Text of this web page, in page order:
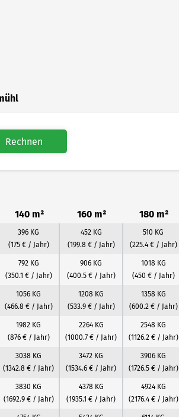
Rechnen
140 m² 160 m² 180 m²
396 KG
(175 € / Jahr)
452 KG
(199.8 € / Jahr)
510 KG
(225.4 € / Jahr)
792 KG
(350.1 € / Jahr)
906 KG
(400.5 € / Jahr)
1018 KG
(450 € / Jahr)
1056 KG
(466.8 € / Jahr)
1208 KG
(533.9 € / Jahr)
1358 KG
(600.2 € / Jahr)
1982 KG
(876 € / Jahr)
2264 KG
(1000.7 € / Jahr)
2548 KG
(1126.2 € / Jahr)
3038 KG
(1342.8 € / Jahr)
3472 KG
(1534.6 € / Jahr)
3906 KG
(1726.5 € / Jahr)
3830 KG
(1692.9 € / Jahr)
4378 KG
(1935.1 € / Jahr)
4924 KG
(2176.4 € / Jahr)